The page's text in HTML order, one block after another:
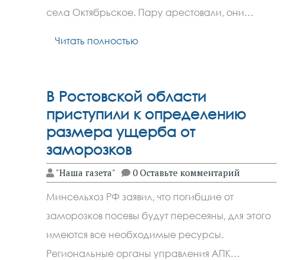
села Октябрьское. Пару арестовали, они…
Читать полностью
В Ростовской области
приступили к определению
размера ущерба от
заморозков
"Наша газета" 0 Оставьте комментарий
Минсельхоз РФ заявил, что погибшие от
заморозков посевы будут пересеяны, для этого
имеются все необходимые ресурсы.
Региональные органы управления АПК…